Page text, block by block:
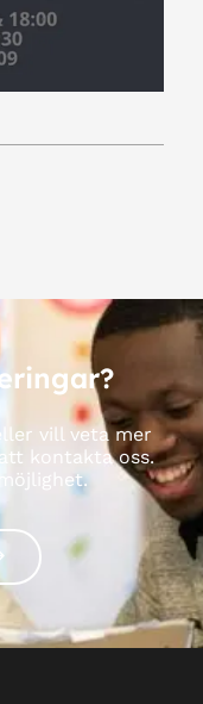
vill veta mer
kontakta oss.